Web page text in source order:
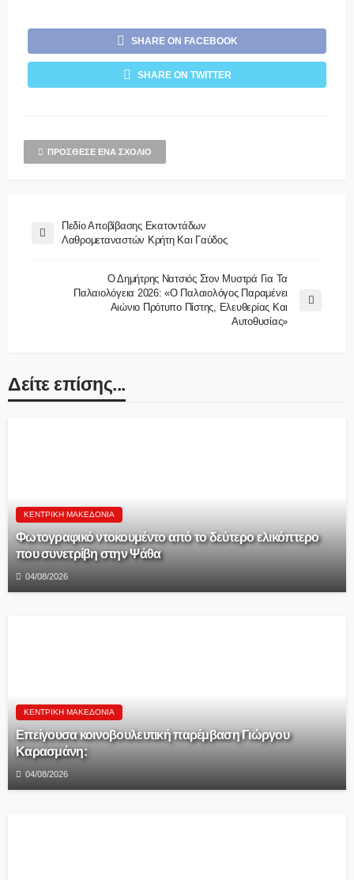
SHARE ON FACEBOOK
SHARE ON TWITTER
ΠΡΌΣΘΕΣΕ ΈΝΑ ΣΧΌΛΙΟ
Πεδίο Αποβίβασης Εκατοντάδων
Λαθρομεταναστών Κρήτη Και Γαύδος
Ο Δημήτρης Νατσιός Στον Μυστρά Για Τα
Παλαιολόγεια 2026: «Ο Παλαιολόγος Παραμένει
Αιώνιο Πρότυπο Πίστης, Ελευθερίας Και
Αυτοθυσίας»
Δείτε επίσης...
ΚΕΝΤΡΙΚΉ ΜΑΚΕΔΟΝΊΑ
Φωτογραφικό ντοκουμέντο από το δεύτερο ελικόπτερο
που συνετρίβη στην Ψάθα
04/08/2026
ΚΕΝΤΡΙΚΉ ΜΑΚΕΔΟΝΊΑ
Επείγουσα κοινοβουλευτική παρέμβαση Γιώργου
Καρασμάνη:
04/08/2026